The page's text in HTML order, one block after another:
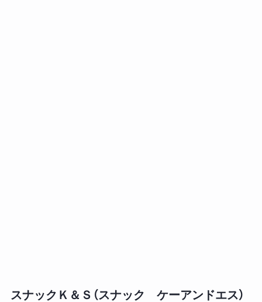
スナックＫ＆Ｓ（スナック ケーアンドエス）